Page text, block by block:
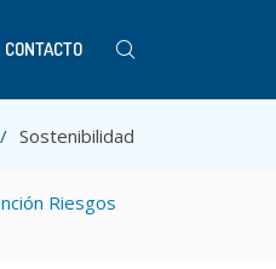
CONTACTO
Sostenibilidad
Riesgos